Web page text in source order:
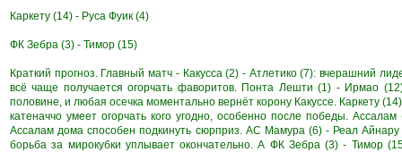
Каркету (14) - Руса Фуик (4)
ФК Зебра (3) - Тимор (15)
Краткий прогноз. Главный матч - Какусса (2) - Атлетико (7): вчерашний
всё чаще получается огорчать фаворитов. Понта Лешти (1) - Ирмао
половине, и любая осечка моментально вернёт корону Какуссе. Каркету
катеначчо умеет огорчать кого угодно, особенно после победы.
Ассалам дома способен подкинуть сюрприз. АС Мамура (6) - Реал
борьба за мирокубки уплывает окончательно. А ФК Зебра (3) - Тимор